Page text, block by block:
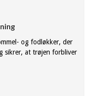
og fodløkker, der
sikrer, at trøjen forbliver